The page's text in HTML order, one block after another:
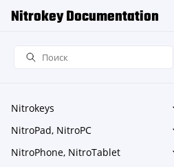
Nitrokey Documentation
Nitrokeys
NitroPad, NitroPC
NitroPhone, NitroTablet